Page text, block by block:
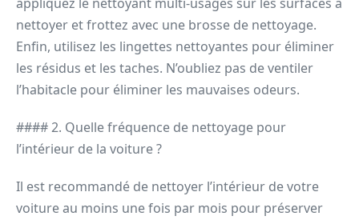
nettoyer et frottez avec une brosse de nettoyage.
Enfin, utilisez les lingettes nettoyantes pour éliminer
les résidus et les taches. N’oubliez pas de ventiler
l’habitacle pour éliminer les mauvaises odeurs.
#### 2. Quelle fréquence de nettoyage pour
l’intérieur de la voiture ?
Il est recommandé de nettoyer l’intérieur de votre
voiture au moins une fois par mois pour préserver